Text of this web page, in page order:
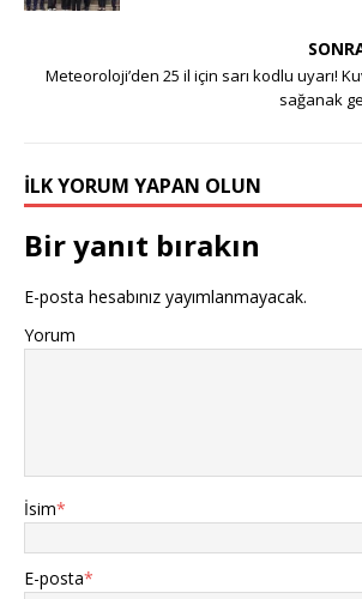
Meteoroloji’den 25 il için sarı kodlu uyarı!
sağanak
İLK YORUM YAPAN OLUN
Bir yanıt bırakın
E-posta hesabınız yayımlanmayacak.
Yorum
İsim*
E-posta*